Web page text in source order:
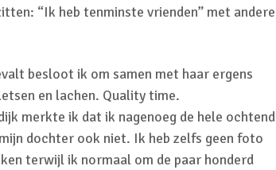
“Ik heb tenminste vrienden” met andere
besloot ik om samen met haar ergens
en lachen. Quality time.
merkte ik dat ik nagenoeg de hele ochtend
dochter ook niet. Ik heb zelfs geen foto
terwijl ik normaal om de paar honderd